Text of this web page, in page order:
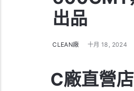
出品
CLEAN廠 十月 18, 2024
C廠直營